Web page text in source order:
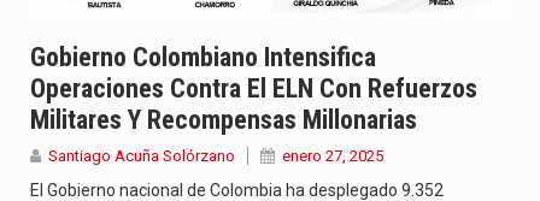
Gobierno Colombiano Intensifica
Operaciones Contra El ELN Con Refuerzos
Militares Y Recompensas Millonarias
Santiago Acuña Solórzano enero 27, 2025
El Gobierno nacional de Colombia ha desplegado 9.352